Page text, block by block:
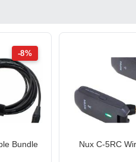
-8%
Bundle Nux C-5RC